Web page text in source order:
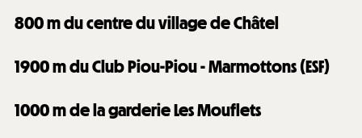
800m du centre du village de Châtel
1900m du Club Piou-Piou - Marmottons (ESF)
1000m de la garderie Les Mouflets